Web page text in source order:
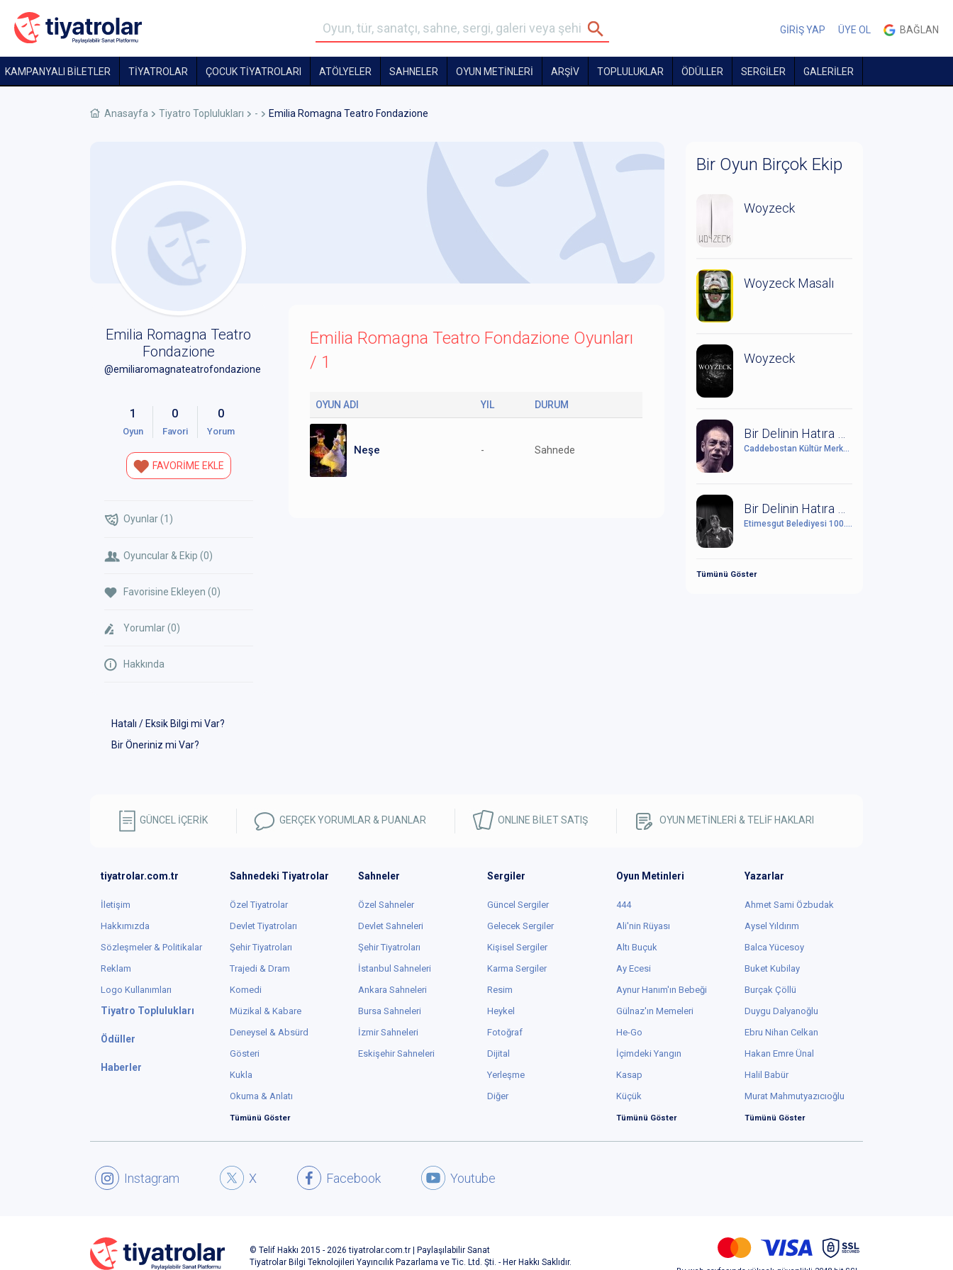
GİRİŞ YAP ÜYE OL BAĞLAN
KAMPANYALI BİLETLER TİYATROLAR ÇOCUK TIYATROLARI ATÖLYELER SAHNELER OYUN METİNLERİ ARŞİV TOPLULUKLAR ÖDÜLLER SERGİLER GALERİLER
Anasayfa Tiyatro Toplulukları - Emilia Romagna Teatro Fondazione
Emilia Romagna Teatro
Fondazione
@emiliaromagnateatrofondazione
1
Oyun
0
Favori
0
Yorum
FAVORİME EKLE
Oyunlar (1)
Oyuncular & Ekip (0)
Favorisine Ekleyen (0)
Yorumlar (0)
Hakkında
Hatalı / Eksik Bilgi mi Var?
Bir Öneriniz mi Var?
Emilia Romagna Teatro Fondazione Oyunları
/ 1
OYUN ADI YIL DURUM
Neşe - Sahnede
Bir Oyun Birçok Ekip
Woyzeck
Woyzeck Masalı
Woyzeck
Caddebostan Kültür Merkezi
Etimesgut Belediyesi 100. Yıl Cumhuriyet Kültür Sanat Merkezi
Tümünü Göster
GÜNCEL İÇERİK GERÇEK YORUMLAR & PUANLAR ONLINE BİLET SATIŞ OYUN METİNLERİ & TELİF HAKLARI
tiyatrolar.com.tr
İletişim
Hakkımızda
Sözleşmeler & Politikalar
Reklam
Logo Kullanımları
Tiyatro Toplulukları
Ödüller
Haberler
Sahnedeki Tiyatrolar
Özel Tiyatrolar
Devlet Tiyatroları
Şehir Tiyatroları
Trajedi & Dram
Komedi
Müzikal & Kabare
Deneysel & Absürd
Gösteri
Kukla
Okuma & Anlatı
Tümünü Göster
Sahneler
Özel Sahneler
Devlet Sahneleri
Şehir Tiyatroları
İstanbul Sahneleri
Ankara Sahneleri
Bursa Sahneleri
İzmir Sahneleri
Eskişehir Sahneleri
Sergiler
Güncel Sergiler
Gelecek Sergiler
Kişisel Sergiler
Karma Sergiler
Resim
Heykel
Fotoğraf
Dijital
Yerleşme
Diğer
Oyun Metinleri
444
Ali'nin Rüyası
Altı Buçuk
Ay Ecesi
Aynur Hanım'ın Bebeği
Gülnaz'ın Memeleri
He-Go
İçimdeki Yangın
Kasap
Küçük
Tümünü Göster
Yazarlar
Ahmet Sami Özbudak
Aysel Yıldırım
Balca Yücesoy
Buket Kubilay
Burçak Çöllü
Duygu Dalyanoğlu
Ebru Nihan Celkan
Hakan Emre Ünal
Halil Babür
Murat Mahmutyazıcıoğlu
Tümünü Göster
Youtube
Facebook
X
Instagram
© Telif Hakkı 2015 - 2026 tiyatrolar.com.tr | Paylaşılabilir Sanat
Tiyatrolar Bilgi Teknolojileri Yayıncılık Pazarlama ve Tic. Ltd. Şti. - Her Hakkı Saklıdır.